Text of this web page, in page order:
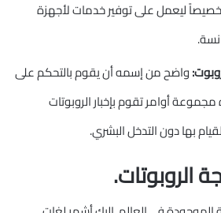
ليعمل على توفير خدمات لأجهزة
واضح من إسمه أن يقوم بالتحكم على
أوامر تقوم بإخبار الروبوتات
بها دون التدخل البشري.
الروبوتات.